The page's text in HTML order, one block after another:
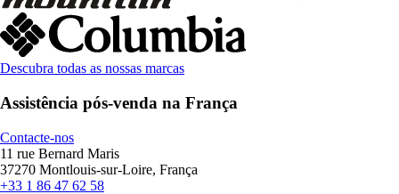
Descubra todas as nossas marcas
Assistência pós-venda na França
Contacte-nos
11 rue Bernard Maris
37270 Montlouis-sur-Loire, França
+33 1 86 47 62 58